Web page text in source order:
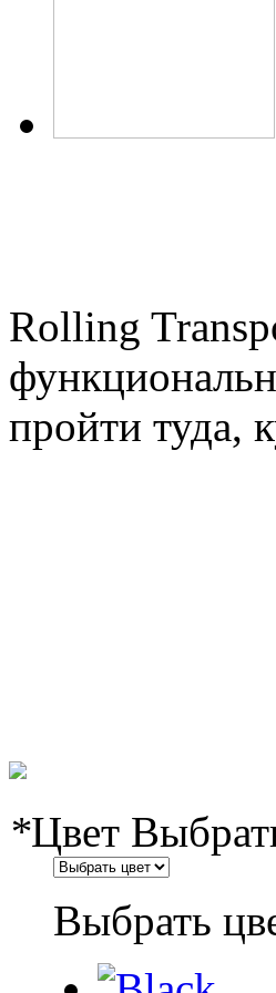
Rolling
пройти туда,
*Цвет
Выбрать